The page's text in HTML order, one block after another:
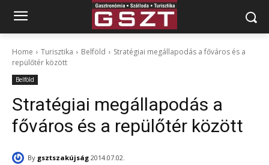
Home Turisztika Belföld
Stratégiai megállapodás a főváros és a
repülőtér között
Belföld
Stratégiai megállapodás a
főváros és a repülőtér között
By gsztszakújság 2014.07.02.